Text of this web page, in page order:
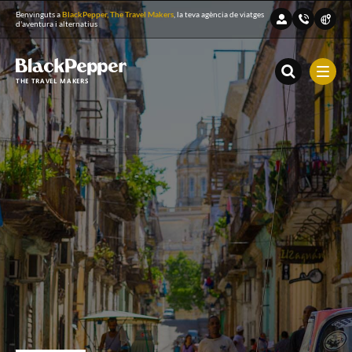
Benvinguts aBlackPepper, The Travel Makers , la teva agència de viatges
d'aventura i alternatius
THE TRAVEL MAKERS